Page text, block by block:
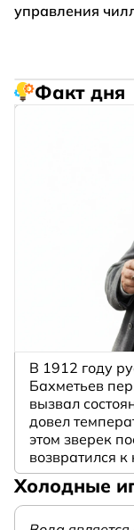
управления
Факт дня
В 1912 году
Бахметьев
вызвал
довел
этом зверек
возвратился
Холодные